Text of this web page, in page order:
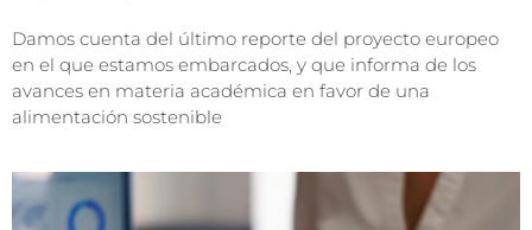
Damos cuenta del último reporte del proyecto europeo
en el que estamos embarcados, y que informa de los
avances en materia académica en favor de una
alimentación sostenible